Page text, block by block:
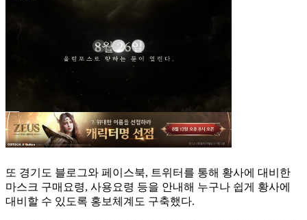
또 경기도 블로그와 페이스북, 트위터를 통해 황사에 대비한
마스크 구매요령, 사용요령 등을 안내해 누구나 쉽게 황사에
대비할 수 있도록 홍보체계도 구축했다.